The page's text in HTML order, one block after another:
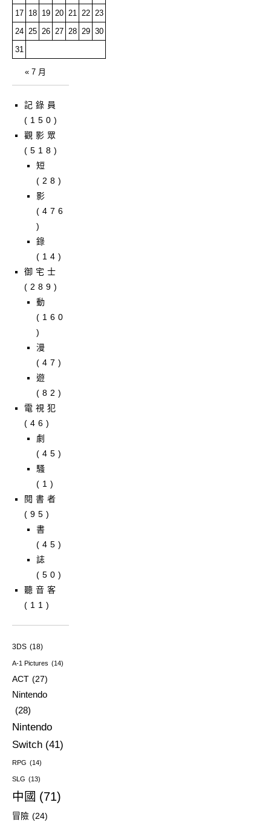
17
18 19 20 21 22
23
24
25 26 27 28 29 30
31
« 7 月
記錄員
(150)
觀影眾
(518)
短
(28)
影
(476
)
錄
(14)
御宅士
(289)
動
(160
)
漫
(47)
遊
(82)
電視犯
(46)
劇
(45)
騷
(1)
閱書者
(95)
書
(45)
誌
(50)
聽音客
(11)
3DS (18)
A-1 Pictures (14)
ACT (27)
Nintendo
(28)
Nintendo
Switch (41)
RPG (14)
SLG (13)
中國 (71)
冒險 (24)